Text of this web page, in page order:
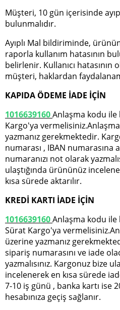
Müşteri, 10 gün içerisinde
bulunmalıdır.
Ayıplı Mal bildiriminde,
raporla kullanım hatasının
belirlenir. Kullanıcı
müşteri, haklardan
KAPIDA ÖDEME İADE İÇİN
1016639160Anlaşma kodu
Kargo'ya
yazmanız gerekmektedir.
numarası , IBAN
numaranızı not olarak
ulaştığında ürününüz
kısa sürede aktarılır.
KREDİ KARTI İADE İÇİN
1016639160Anlaşma kodu
Sürat Kargo'ya
üzerine yazmanız
sipariş numarasını ve iade
yazmalısınız. Kargonuz bize
incelenerek en kısa sürede
7-10 iş günü , banka kartı ise
hesabınıza geçiş sağlanır.